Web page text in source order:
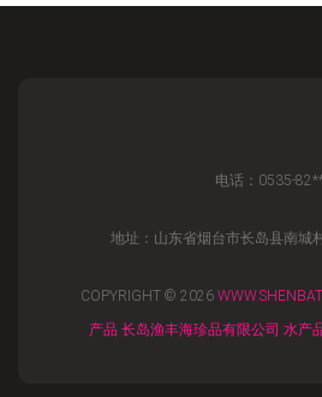
电话：0535-
地址：山东省烟台市长岛县南城
COPYRIGHT © 2026
产品 长岛渔丰海珍品有限公司 水产